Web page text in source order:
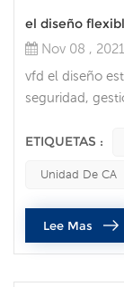
el diseño
Nov 08 , 2021
vfd el diseño
seguridad,
vfds las
identificadas, la
flexibilidad del
ETIQUETAS :
Unidad De CA
Lee Mas